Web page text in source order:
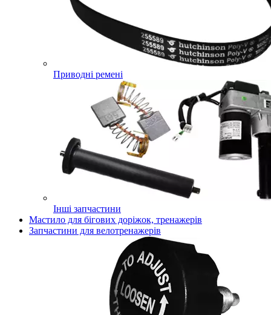
Приводні ремені
Інші запчастини
Мастило для бігових доріжок, тренажерів
Запчастини для велотренажерів